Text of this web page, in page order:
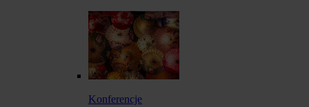
Konferencje